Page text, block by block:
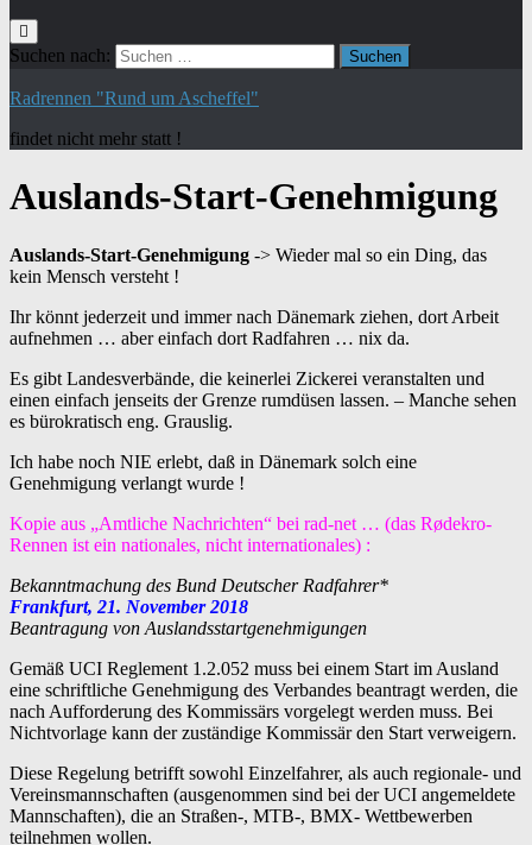
Suchen nach:
Radrennen "Rund um Ascheffel"
findet nicht mehr statt !
Auslands-Start-Genehmigung
Auslands-Start-Genehmigung -> Wieder mal so ein Ding, das
kein Mensch versteht !
Ihr könnt jederzeit und immer nach Dänemark ziehen, dort Arbeit
aufnehmen … aber einfach dort Radfahren … nix da.
Es gibt Landesverbände, die keinerlei Zickerei veranstalten und
einen einfach jenseits der Grenze rumdüsen lassen. – Manche sehen
es bürokratisch eng. Grauslig.
Ich habe noch NIE erlebt, daß in Dänemark solch eine
Genehmigung verlangt wurde !
Kopie aus „Amtliche Nachrichten“ bei rad-net … (das Rødekro-
Rennen ist ein nationales, nicht internationales) :
Bekanntmachung des Bund Deutscher Radfahrer*
Frankfurt, 21. November 2018
Beantragung von Auslandsstartgenehmigungen
Gemäß UCI Reglement 1.2.052 muss bei einem Start im Ausland
eine schriftliche Genehmigung des Verbandes beantragt werden, die
nach Aufforderung des Kommissärs vorgelegt werden muss. Bei
Nichtvorlage kann der zuständige Kommissär den Start verweigern.
Diese Regelung betrifft sowohl Einzelfahrer, als auch regionale- und
Vereinsmannschaften (ausgenommen sind bei der UCI angemeldete
Mannschaften), die an Straßen-, MTB-, BMX- Wettbewerben
teilnehmen wollen.